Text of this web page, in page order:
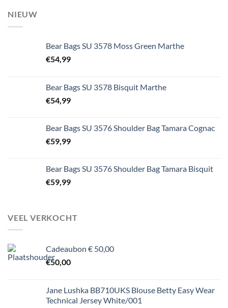
NIEUW
Bear Bags SU 3578 Moss Green Marthe
€54,99
Bear Bags SU 3578 Bisquit Marthe
€54,99
Bear Bags SU 3576 Shoulder Bag Tamara Cognac
€59,99
Bear Bags SU 3576 Shoulder Bag Tamara Bisquit
€59,99
VEEL VERKOCHT
Cadeaubon € 50,00
€50,00
Jane Lushka BB710UKS Blouse Betty Easy Wear
Technical Jersey White/001